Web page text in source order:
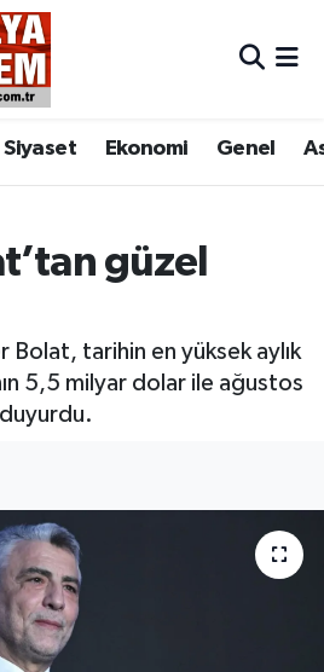
Siyaset Ekonomi Genel
güzel
Bolat, tarihin en yüksek aylık
5,5 milyar dolar ile ağustos
duyurdu.
Haritası
ve Fikstür